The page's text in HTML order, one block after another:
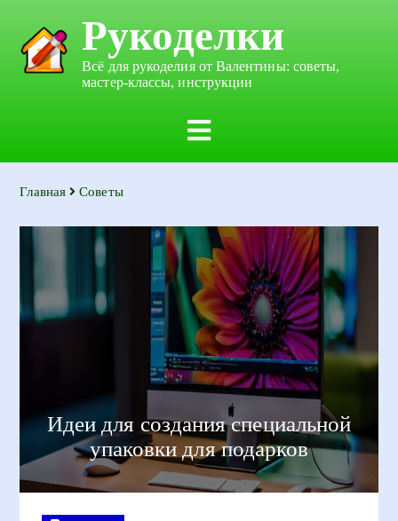
Рукоделки
Всё для рукоделия от Валентины: советы,
мастер-классы, инструкции
Главная Советы
Идеи для создания специальной
упаковки для подарков